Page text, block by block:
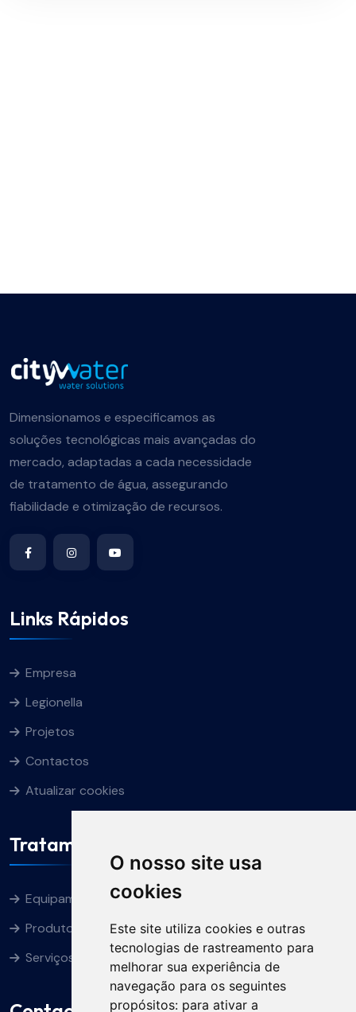
O nosso site usa
cookies
Este site utiliza cookies e outras
tecnologias de rastreamento para
melhorar sua experiência de
navegação para os seguintes
propósitos: para ativar a
Dimensionamos e especificamos as
soluções tecnológicas mais avançadas do
mercado, adaptadas a cada necessidade
de tratamento de água, assegurando
fiabilidade e otimização de recursos.
Links Rápidos
Empresa
Legionella
Projetos
Contactos
Atualizar cookies
Tratamento De Águas
Equipamentos
Produtos Químicos
Serviços